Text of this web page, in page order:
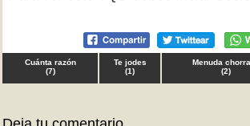
Cuánta razón
(7)
Te jodes
(1)
Menuda
(2)